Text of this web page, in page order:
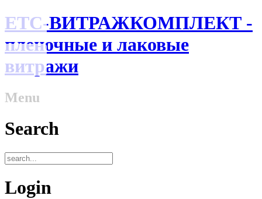
ЕТС-ВИТРАЖКОМПЛЕКТ -
пленочные и лаковые
витражи
Menu
Search
Login